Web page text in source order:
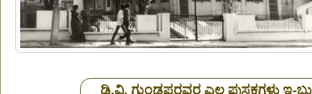
ಡಿ.ವಿ. ಗುಂಡಪ್ಪರವರ ಎಲ್ಲ ಪುಸ್ತಕಗಳು ಇ-